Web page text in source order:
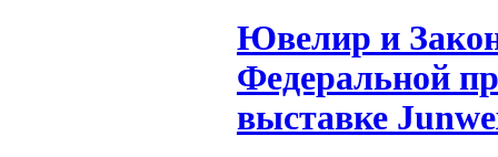
Ювелир и
Федеральной
выставке